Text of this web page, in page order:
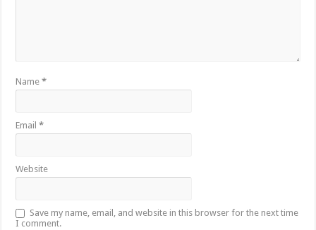
Name*
Email*
Website
Save my name, email, and website in this browser for the next time
I comment.